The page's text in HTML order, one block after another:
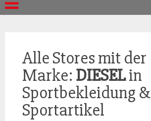
Alle Stores mit der
Marke: DIESELin
Sportbekleidung &
Sportartikel